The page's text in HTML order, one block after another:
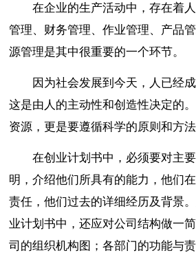
在企业的生产活动中，存在着
管理、财务管理、作业管理、产品
源管理是其中很重要的一个环节。
因为社会发展到今天，人已经
这是由人的主动性和创造性决定的
资源，更是要遵循科学的原则和方法
在创业计划书中，必须要对主
明，介绍他们所具有的能力，他们
责任，他们过去的详细经历及背景
业计划书中，还应对公司结构做一
司的组织机构图；各部门的功能与